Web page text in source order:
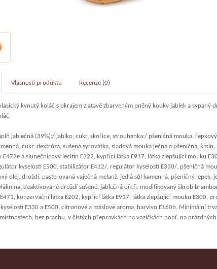
Vlasnosti produktu Recenze (0)
kynutý koláč s okrajem zlatavě zbarveným pněný kouky jablek a sypaný
jablečná (39%):/ jablko, cukr, skořice, strouhanka:/ pšeničná mouka,
cukr, dextróza, sušená syrovátka, sladová mouka ječná a pšeničná, kmín,
E472e a slunečnicový lecitin E322, kypřící látka E917, látka zlepšující mouku
kyselosti E500, stabilizátor E412/, regulátor kyselosti E330/, pšeničná
olej, droždí, pasterovaná vaječná melanž, jedlá sůl kamenná, pšeničný lepek,
deaktivované droždí sušené, jablečná dřeň, modifikovaný škrob
konzervační látka E202, kypřící látka E917, látka zlepšující mouku E300,
E330 a E500, citronové a máslové aroma, barvivo E160b. Minimální
bez prachu, v čistých přepravkách na vozíčkách popř. na